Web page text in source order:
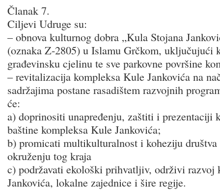
Članak 7.
Ciljevi Udruge su:
– obnova kulturnog dobra „Kula Stojana
(oznaka Z-2805) u Islamu Grčkom, uključujući
građevinsku cjelinu te sve parkovne površine
– revitalizacija kompleksa Kule Jankovića na
sadržajima postane rasadištem razvojnih
će:
a) doprinositi unapređenju, zaštiti i prezentaciji
baštine kompleksa Kule Jankovića;
b) promicati multikulturalnost i koheziju
okruženju tog kraja
c) podržavati ekološki prihvatljiv, održivi razvoj
Jankovića, lokalne zajednice i šire regije.